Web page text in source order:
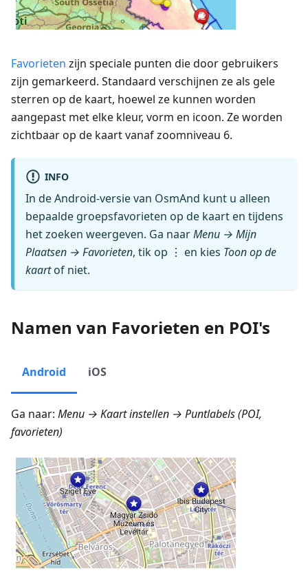
Favorieten zijn speciale punten die door gebruikers
zijn gemarkeerd. Standaard verschijnen ze als gele
sterren op de kaart, hoewel ze kunnen worden
aangepast met elke kleur, vorm en icoon. Ze worden
zichtbaar op de kaart vanaf zoomniveau 6.
INFO
In de Android-versie van OsmAnd kunt u alleen
bepaalde groepsfavorieten op de kaart en tijdens
het zoeken weergeven. Ga naarMenu → Mijn
Plaatsen → Favorieten, tik op ⋮ en kies Toon op de
kaartof niet.
Namen van Favorieten en POI's
Android iOS
Ga naar: Menu → Kaart instellen → Puntlabels (POI,
favorieten)